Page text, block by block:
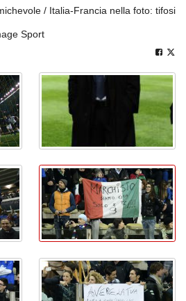
/ Italia-Francia nella foto: tifosi
Sport